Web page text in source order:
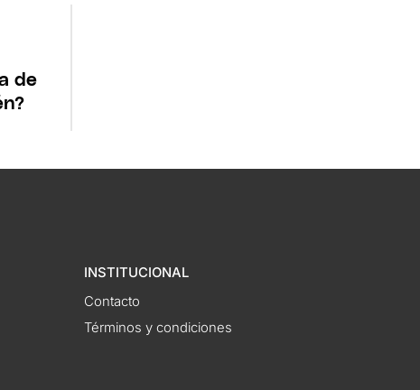
de
INSTITUCIONAL
Contacto
Términos y condiciones